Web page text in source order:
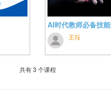
AI时代教师必备技能
王珏
共有3 个课程